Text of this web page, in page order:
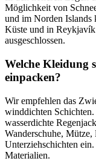
Möglichkeit von
und im Norden Islands
Küste und in Reykjavík
ausgeschlossen.
Welche Kleidung
einpacken?
Wir empfehlen das
winddichten Schichten.
wasserdichte
Wanderschuhe, Mütze,
Unterziehschichten
Materialien.